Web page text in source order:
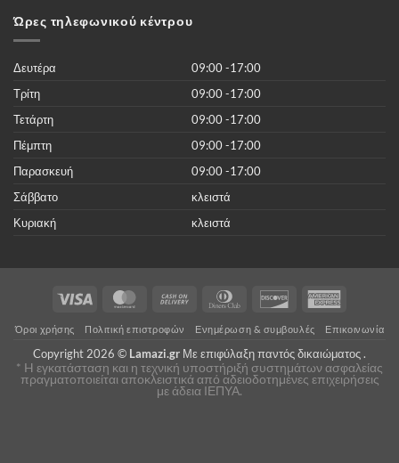
χωρίς
Ώρες τηλεφωνικού κέντρου
Δευτέρα
09:00 -17:00
Τρίτη
09:00 -17:00
Τετάρτη
09:00 -17:00
Πέμπτη
09:00 -17:00
Παρασκευή
09:00 -17:00
Σάββατο
κλειστά
Κυριακή
κλειστά
Visa MasterCardCash
Delivery
Dinners
Discover
Όροι χρήσης Πολιτική επιστροφών Ενημέρωση & συμβουλές Επικοινωνία
Copyright 2026 © Lamazi.gr Με επιφύλαξη παντός δικαιώματος .
* H εγκατάσταση και η τεχνική υποστήριξή συστημάτων ασφαλείας
πραγματοποιείται αποκλειστικά από αδειοδοτημένες επιχειρήσεις
με άδεια ΙΕΠΥΑ.